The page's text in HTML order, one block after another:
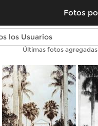
Fotos
Fotos antiguas de
Últimas fotos